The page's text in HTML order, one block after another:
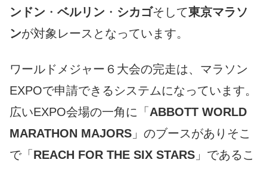
ンドン ・ ベルリン ・ シカゴそして東京マラソ
ンが対象レースとなっています。
ワールドメジャー６大会の完走は、マラソン
EXPOで申請できるシステムになっています。
広いEXPO会場の一角に「 ABBOTT WORLD
MARATHON MAJORS 」のブースがありそこ
で「 REACH FOR THE SIX STARS 」であるこ